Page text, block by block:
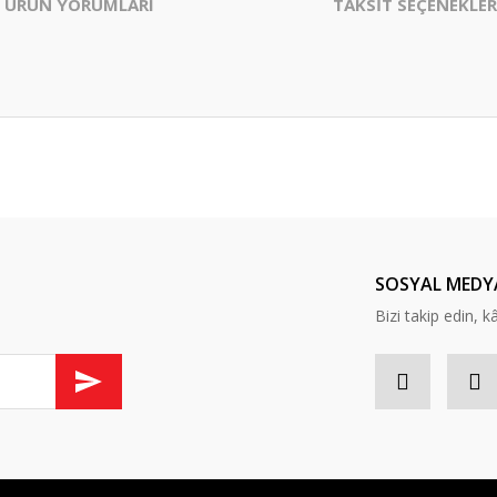
ÜRÜN YORUMLARI TAKSİT
SOSYAL
Bizi takip edin,